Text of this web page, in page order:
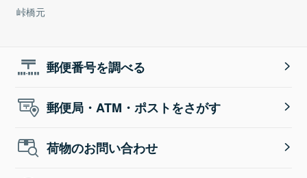
峠橋元
郵便番号を調べる
郵便局・ATM・ポストをさがす
荷物のお問い合わせ